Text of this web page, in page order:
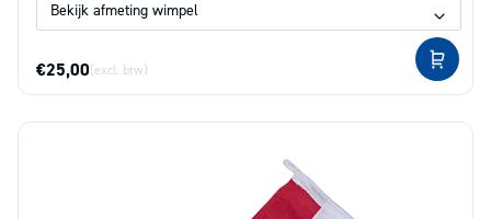
€25,00(excl. btw)